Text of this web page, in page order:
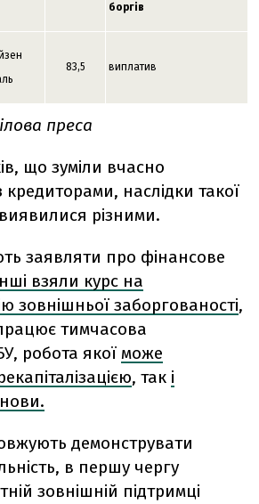
боргів
83,5 виплатив
преса
що зуміли вчасно
кредиторами, наслідки такої
різними.
заявляти про фінансове
взяли курс на
зовнішньої заборгованості,
тимчасова
робота якої може
, так і
демонструвати
в першу чергу
зовнішній підтримці